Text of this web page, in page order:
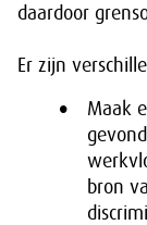
daardoor
Er zijn
Maak
bron